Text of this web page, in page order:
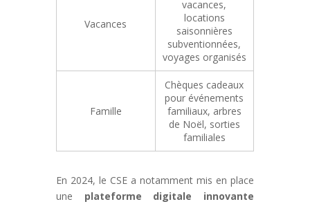
Vacances
vacances,
locations
saisonnières
subventionnées,
voyages organisés
Famille
Chèques cadeaux
pour événements
familiaux, arbres
de Noël, sorties
familiales
En 2024, le CSE a notamment mis en place
une plateforme digitale innovante